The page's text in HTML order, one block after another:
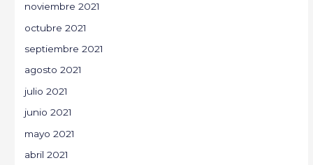
noviembre 2021
octubre 2021
septiembre 2021
agosto 2021
julio 2021
junio 2021
mayo 2021
abril 2021